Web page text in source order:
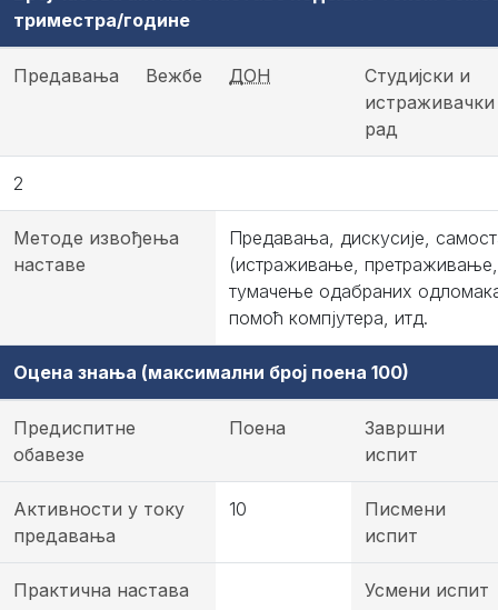
триместра/године
Предавања Вежбе ДОН
Студијски и
истраживачки
рад
2
Методе извођења
наставе
Предавања, дискусије,
(истраживање,
тумачење одабраних
помоћ компјутера, итд.
Оцена знања (максимални број поена 100)
Предиспитне
обавезе
Поена
Завршни
испит
Активности у току
предавања
10
Писмени
испит
Практична настава Усмени испит